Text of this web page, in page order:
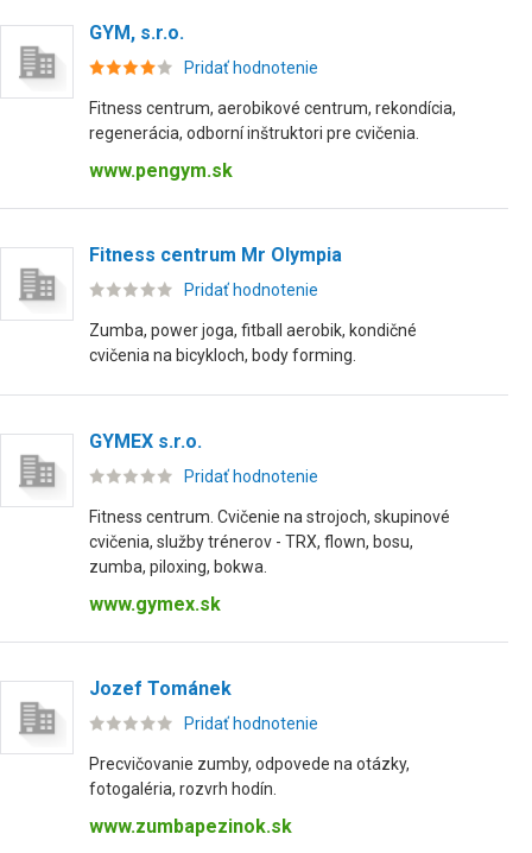
GYM, s.r.o.
Pridať hodnotenie
Fitness centrum, aerobikové centrum, rekondícia,
regenerácia, odborní inštruktori pre cvičenia.
www.pengym.sk
Fitness centrum Mr Olympia
Pridať hodnotenie
Zumba, power joga, fitball aerobik, kondičné
cvičenia na bicykloch, body forming.
GYMEX s.r.o.
Pridať hodnotenie
Fitness centrum. Cvičenie na strojoch, skupinové
cvičenia, služby trénerov - TRX, flown, bosu,
zumba, piloxing, bokwa.
www.gymex.sk
Jozef Tománek
Pridať hodnotenie
Precvičovanie zumby, odpovede na otázky,
fotogaléria, rozvrh hodín.
www.zumbapezinok.sk